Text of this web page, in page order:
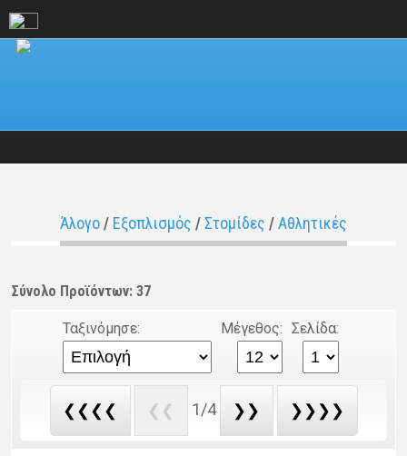
Άλογο/ Εξοπλισμός /Στομίδες /Αθλητικές
Σύνολο Προϊόντων: 37
Ταξινόμησε: Μέγεθος: Σελίδα:
❮❮❮❮ ❮❮ 1/4 ❯❯ ❯❯❯❯